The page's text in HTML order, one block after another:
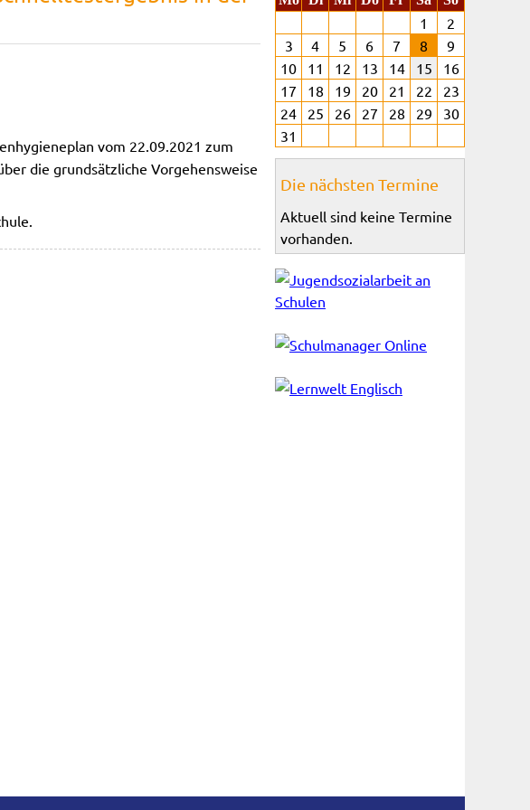
vom 22.09.2021 zum
die grundsätzliche Vorgehensweise
1
2
3
4 5 6 7 8
9
10
11 12 13 14 15
16
17
18 19 20 21 22
23
24
25 26 27 28 29
30
31
Die nächsten Termine
Aktuell sind keine Termine
vorhanden.